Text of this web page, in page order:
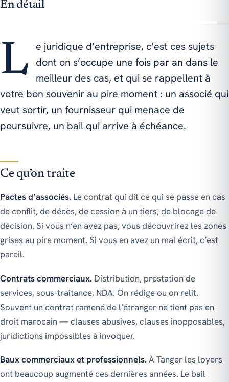
En détail
Le juridique d’entreprise, c’est ces sujets
dont on s’occupe une fois par an dans le
meilleur des cas, et qui se rappellent à
votre bon souvenir au pire moment : un associé qui
veut sortir, un fournisseur qui menace de
poursuivre, un bail qui arrive à échéance.
Ce qu’on traite
Pactes d’associés. Le contrat qui dit ce qui se passe en cas
de conflit, de décès, de cession à un tiers, de blocage de
décision. Si vous n’en avez pas, vous découvrirez les zones
grises au pire moment. Si vous en avez un mal écrit, c’est
pareil.
Contrats commerciaux. Distribution, prestation de
services, sous-traitance, NDA. On rédige ou on relit.
Souvent un contrat ramené de l’étranger ne tient pas en
droit marocain — clauses abusives, clauses inopposables,
juridictions impossibles à invoquer.
Baux commerciaux et professionnels. À Tanger les loyers
ont beaucoup augmenté ces dernières années. Le bail